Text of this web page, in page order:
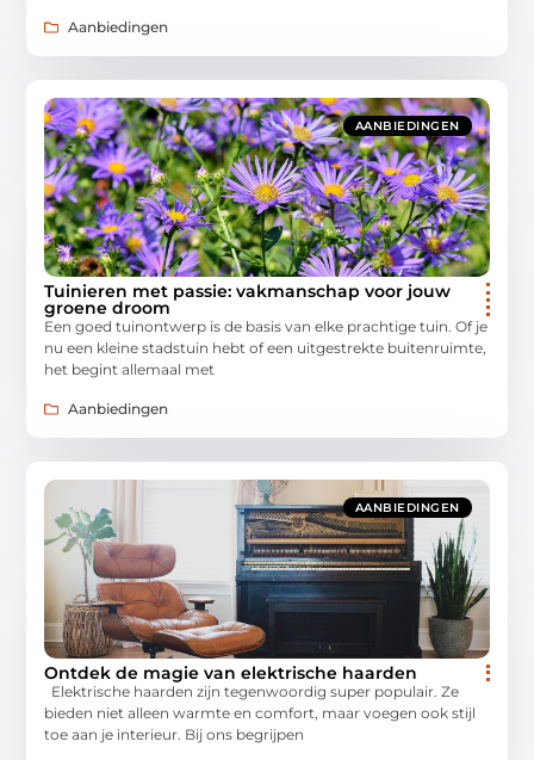
Aanbiedingen
AANBIEDINGEN
Tuinieren met passie: vakmanschap voor jouw
groene droom
Een goed tuinontwerp is de basis van elke prachtige tuin. Of je
nu een kleine stadstuin hebt of een uitgestrekte buitenruimte,
het begint allemaal met
Aanbiedingen
AANBIEDINGEN
Ontdek de magie van elektrische haarden
Elektrische haarden zijn tegenwoordig super populair. Ze
bieden niet alleen warmte en comfort, maar voegen ook stijl
toe aan je interieur. Bij ons begrijpen